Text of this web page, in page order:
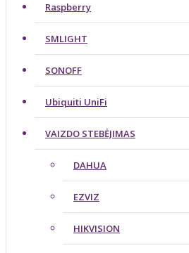
Raspberry
SMLIGHT
SONOFF
Ubiquiti UniFi
VAIZDO STEBĖJIMAS
DAHUA
EZVIZ
HIKVISION